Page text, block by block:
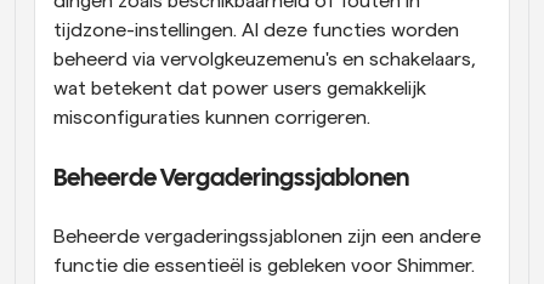
tijdzone-instellingen. Al deze functies worden
beheerd via vervolgkeuzemenu's en schakelaars,
wat betekent dat power users gemakkelijk
misconfiguraties kunnen corrigeren.
Beheerde Vergaderingssjablonen
Beheerde vergaderingssjablonen zijn een andere
functie die essentieël is gebleken voor Shimmer.